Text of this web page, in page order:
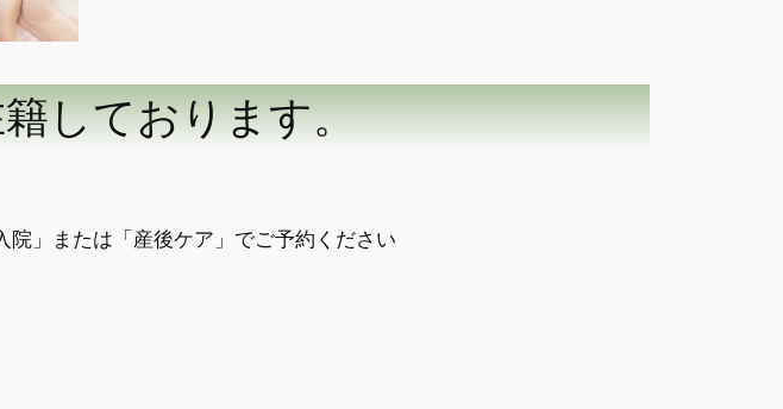
しております。
」または「産後ケア」でご予約ください